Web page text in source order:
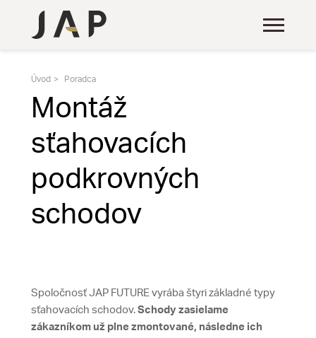
Úvod Poradca
Montáž
sťahovacích
podkrovných
schodov
Spoločnosť JAP FUTURE vyrába štyri základné typy
sťahovacích schodov. Schody zasielame
zákazníkom už plne zmontované, následne ich